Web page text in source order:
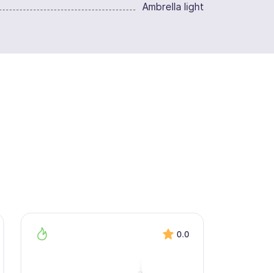
Ambrella light
0.0